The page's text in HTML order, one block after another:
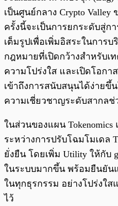
เป็นศูนย์กลาง Crypto
ครั้งนี้จะเป็นการยกระดับสู่กา
เต็มรูปเพื่อเพิ่มอิสระในการ
กฎหมายที่เปิดกว้างสำหรับเ
ความโปร่งใส และเปิดโอกา
เข้าถึงการสนับสนุนได้ง่าย
ความเชี่ยวชาญระดับสากลช่
ในส่วนของแผน
ระหว่างการปรับโฉมโมเดล
ยั่งยืน โดยเพิ่ม Utility ให้กับ
ในระบบมากขึ้น พร้อมยืนยัน
ในทุกธุรกรรม อย่างโปร่งใ
ไว้